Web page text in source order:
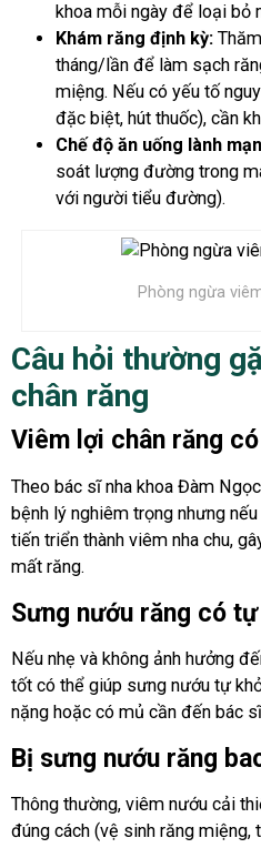
khoa mỗi ngày để loại bỏ
Khám răng định kỳ:
tháng/lần để làm sạch
miệng. Nếu có yếu tố
đặc biệt, hút thuốc), cần
Chế độ ăn uống lành
soát lượng đường trong
với người tiểu đường).
Phòng ngừa
Câu hỏi thường
chân răng
Viêm lợi chân răng
Theo bác sĩ nha khoa Đàm
bệnh lý nghiêm trọng nhưng
tiến triển thành viêm nha chu,
mất răng.
Sưng nướu răng có
Nếu nhẹ và không ảnh hưởng
tốt có thể giúp sưng nướu tự
nặng hoặc có mủ cần đến bác
Bị sưng nướu răng
Thông thường, viêm nướu cải
đúng cách (vệ sinh răng miệng,